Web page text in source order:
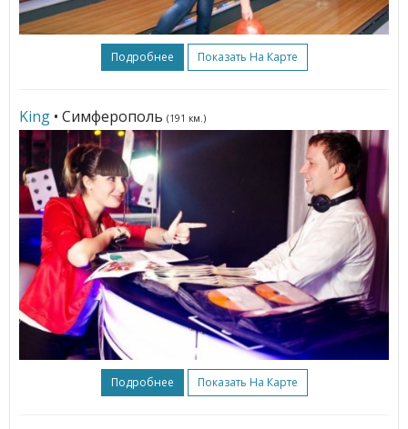
Подробнее Показать На Карте
King • Симферополь (191 км.)
Подробнее Показать На Карте